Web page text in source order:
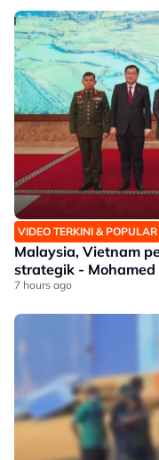
VIDEO TERKINI & POPULAR
Malaysia, Vietnam
strategik - Mohamed
7 hours ago